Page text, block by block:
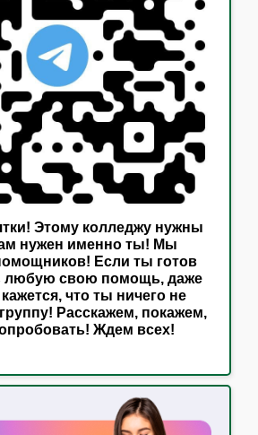
Этому колледжу нужны
нужен именно ты! Мы
Если ты готов
любую свою помощь, даже
что ты ничего не
Расскажем, покажем,
Ждем всех!